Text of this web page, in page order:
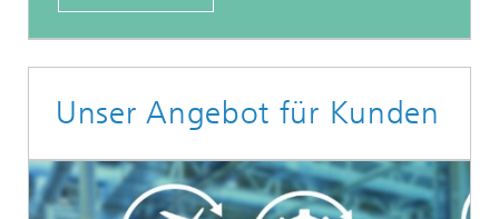
Unser Angebot für Kunden